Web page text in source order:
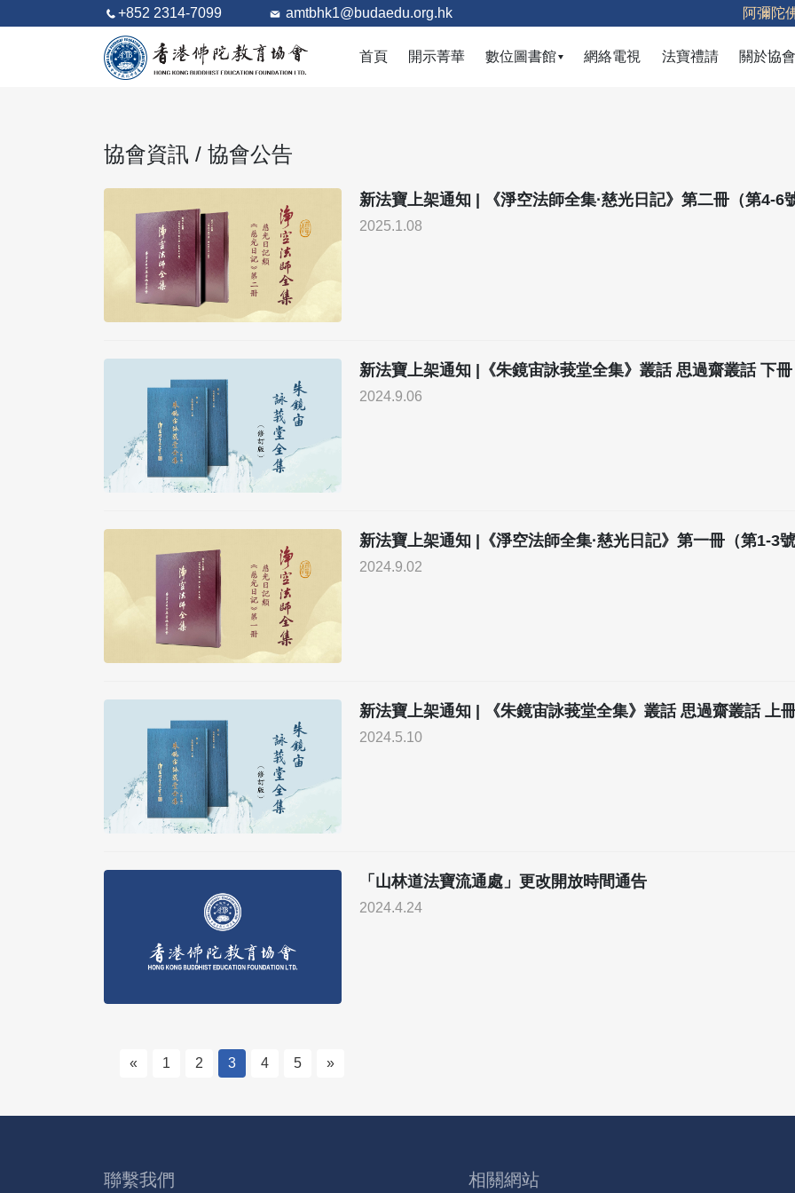
+852 2314-7099 amtbhk1@budaedu.org.hk 阿彌陀
首頁 開示菁華 數位圖書館(current)網絡電視 法寶禮請 關於協會
協會資訊 / 協會公告
新法寶上架通知 | 《淨空法師全集·慈光日記》第二冊（第4-6
2025.1.08
新法寶上架通知 |《朱鏡宙詠莪堂全集》叢話 思過齋叢話 下冊
2024.9.06
新法寶上架通知 |《淨空法師全集·慈光日記》第一冊（第1-3
2024.9.02
新法寶上架通知 | 《朱鏡宙詠莪堂全集》叢話 思過齋叢話 上
2024.5.10
「山林道法寶流通處」更改開放時間通告
2024.4.24
« 1 2 3 4 5 »
聯繫我們 相關網站